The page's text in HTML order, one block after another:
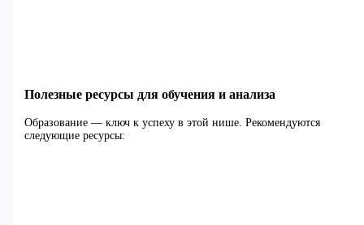
Полезные ресурсы для обучения и анализа
Образование — ключ к успеху в этой нише. Рекомендуются
следующие ресурсы: